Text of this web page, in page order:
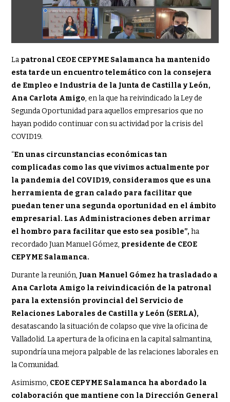
La patronal CEOE CEPYME Salamanca ha mantenido
esta tarde un encuentro telemático con la consejera
de Empleo e Industria de la Junta de Castilla y León,
Ana Carlota Amigo, en la que ha reivindicado la Ley de
Segunda Oportunidad para aquellos empresarios que no
hayan podido continuar con su actividad por la crisis del
COVID19.
“En unas circunstancias económicas tan
complicadas como las que vivimos actualmente por
la pandemia del COVID19, consideramos que es una
herramienta de gran calado para facilitar que
puedan tener una segunda oportunidad en el ámbito
empresarial. Las Administraciones deben arrimar
el hombro para facilitar que esto sea posible”,ha
recordado Juan Manuel Gómez, presidente de CEOE
CEPYME Salamanca.
Durante la reunión, Juan Manuel Gómez ha trasladado a
Ana Carlota Amigo la reivindicación de la patronal
para la extensión provincial del Servicio de
Relaciones Laborales de Castilla y León (SERLA),
desatascando la situación de colapso que vive la oficina de
Valladolid. La apertura de la oficina en la capital salmantina,
supondría una mejora palpable de las relaciones laborales en
la Comunidad.
Asimismo, CEOE CEPYME Salamanca ha abordado la
colaboración que mantiene con la Dirección General